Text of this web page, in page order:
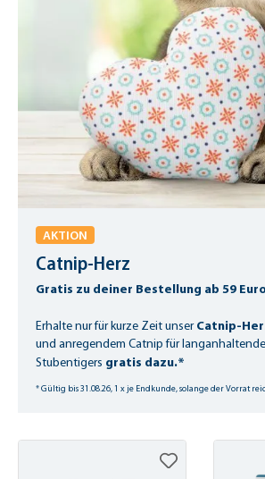
AKTION
Catnip-Herz
Gratis zu deiner Bestellung ab 59
Erhalte nur für kurze Zeit unserCatnip-
und anregendem Catnip für
Stubentigers gratis dazu.*
* Gültig bis 31.08.26, 1 x je Endkunde, solange der Vorrat